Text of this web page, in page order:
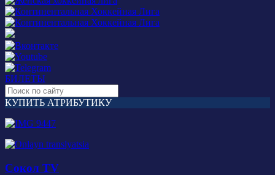
БИЛЕТЫ
КУПИТЬ АТРИБУТИКУ
Сокол TV